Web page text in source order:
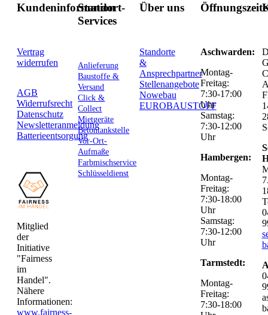
Kundeninformation
Vertrag
widerrufen
AGB
Widerrufsrecht
Datenschutz
Newsletteranmeldung
Batterieentsorgung
Mitglied
der
Initiative
"Fairness
im
Handel".
Nähere
Informationen:
www.fairness-
Standort-
Services
Anlieferung
Baustoffe &
Versand
Click &
Collect
Mietgeräte
Betontankstelle
Vor-Ort-
Aufmaße
Farbmischservice
Schlüsseldienst
Über uns
Standorte
&
Ansprechpartner
Stellenangebote
Nowebau
EUROBAUSTOFF
Aschwarden:
Montag-
Freitag:
7:30-17:00
Uhr
Samstag:
7:30-12:00
Uhr
Hambergen:
Montag-
Freitag:
7:30-18:00
Uhr
Samstag:
7:30-12:00
Uhr
Tarmstedt:
Montag-
Freitag:
7:30-18:00